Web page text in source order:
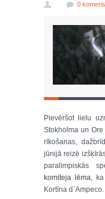
0
Pievēršot lielu
Stokholma un
rīkošanas,
jūnijā reizē
paralimpiskās
komiteja lēma, ka
Kortīna d`Ampeco.